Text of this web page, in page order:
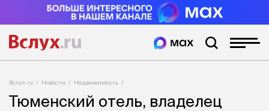
Вслух.ru Новости Недвижимость
Тюменский отель, владелец